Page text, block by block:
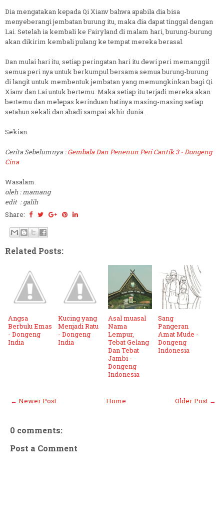
Dia mengatakan kepada Qi Xianv bahwa apabila dia bisa
menyeberangi jembatan burung itu, maka dia dapat tinggal dengan
Lai. Setelah ia kembali ke Fairyland di malam hari, burung-burung
akan dikirim kembali pulang ke tempat mereka berasal.
Dan mulai hari itu, setiap peringatan hari itu dewi peri memanggil
semua peri nya untuk berkumpul bersama semua burung-burung
di langit untuk membentuk jembatan yang memungkinkan bagi Qi
Xianv dan Lai untuk bertemu. Maka setiap itu terjadi mereka akan
bertemu dan melepas kerinduan hatinya masing-masing setiap
setahun sekali dan abadi sampai akhir dunia.
Sekian.
Cerita Sebelumnya :Gembala Dan Penenun Peri Cantik 3 - Dongeng
Cina
Wasalam.
oleh : mamang
edit : galih
Share:
Related Posts:
Angsa
Berbulu Emas
- Dongeng
India
Kucing yang
Menjadi Ratu
- Dongeng
India
Asal muasal
Nama
Lempur,
Tebat Gelang
Dan Tebat
Jambi -
Dongeng
Indonesia
Sang
Pangeran
Amat Mude -
Dongeng
Indonesia
← Newer Post Older Post →
Home
0 comments:
Post a Comment